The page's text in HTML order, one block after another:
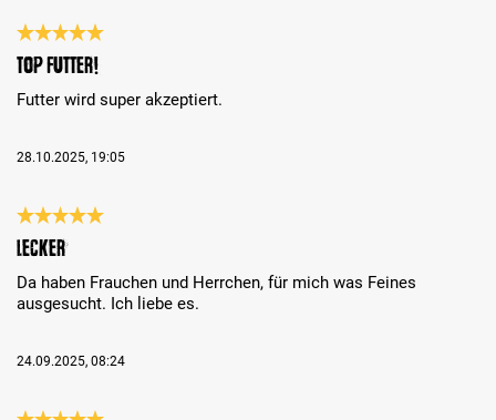
Évaluation avec une note de 5 sur 5 étoiles
Top Futter!
Futter wird super akzeptiert.
28.10.2025, 19:05
Évaluation avec une note de 5 sur 5 étoiles
Lecker
Da haben Frauchen und Herrchen, für mich was Feines
ausgesucht. Ich liebe es.
24.09.2025, 08:24